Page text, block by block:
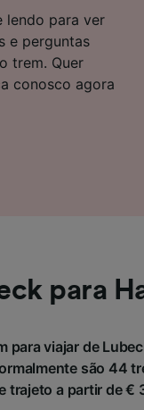
lendo para ver
e perguntas
trem. Quer
conosco agora
para
para viajar de
são 44
trajeto a partir de
(fornecedores)